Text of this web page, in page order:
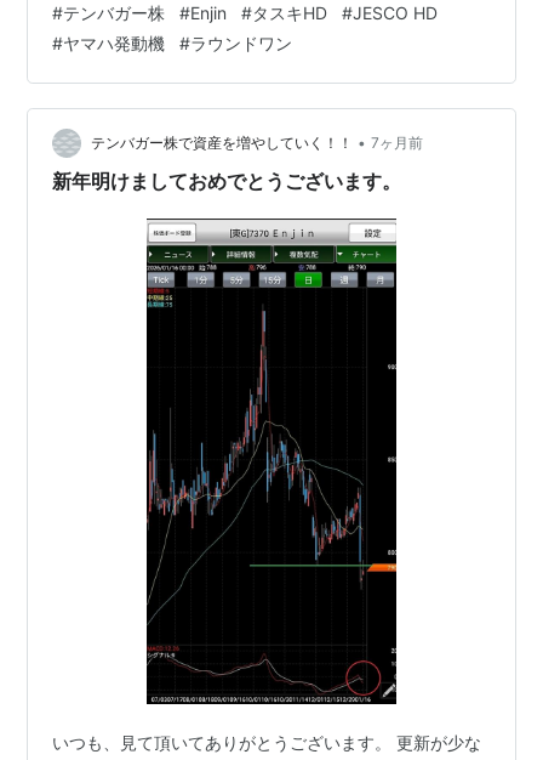
高ければ高いほど、谷深し」という株の格言があります
ので 暴落が楽しみです。(不適切な発言を失礼致しまし
た。) 現金保有率を高めて、いつでもバーゲンセールに
備えたいところです。 タスキHDの日足チャートです。
昨日の発表で、プライム市場への市場区分変更申請を行
うことを発表して PTSも…
#テンバガー株 #Enjin #タスキHD #JESCO HD
#ヤマハ発動機 #ラウンドワン
テンバガー株で資産を増やしていく！！ • 7ヶ月前
新年明けましておめでとうございます。
いつも、見て頂いてありがとうございます。 更新が少な